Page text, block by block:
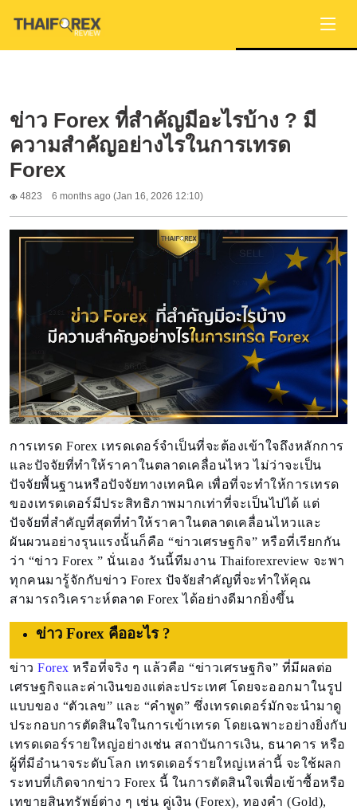
ข่าว Forex ที่สำคัญมีอะไรบ้าง ? มี
ความสำคัญอย่างไรในการเทรด
Forex
4823 6 months ago (Jan 16, 2026 12:10)
การเทรด Forex เทรดเดอร์จำเป็นที่จะต้องเข้าใจถึงหลักการ
และปัจจัยที่ทำให้ราคาในตลาดเคลื่อนไหว ไม่ว่าจะเป็น
ปัจจัยพื้นฐานหรือปัจจัยทางเทคนิค เพื่อที่จะทำให้การเทรด
ของเทรดเดอร์มีประสิทธิภาพมากเท่าที่จะเป็นไปได้ แต่
ปัจจัยที่สำคัญที่สุดที่ทำให้ราคาในตลาดเคลื่อนไหวและ
ผันผวนอย่างรุนแรงนั้นก็คือ “ข่าวเศรษฐกิจ” หรือที่เรียกกัน
ว่า “ข่าว Forex ” นั่นเอง วันนี้ทีมงาน Thaiforexreview จะพา
ทุกคนมารู้จักกับข่าว Forex ปัจจัยสำคัญที่จะทำให้คุณ
สามารถวิเคราะห์ตลาด Forex ได้อย่างดีมากยิ่งขึ้น
ข่าว Forex คืออะไร ?
ข่าว Forex หรือที่จริง ๆ แล้วคือ “ข่าวเศรษฐกิจ” ที่มีผลต่อ
เศรษฐกิจและค่าเงินของแต่ละประเทศ โดยจะออกมาในรูป
แบบของ “ตัวเลข” และ “คำพูด” ซึ่งเทรดเดอร์มักจะนำมาดู
ประกอบการตัดสินใจในการเข้าเทรด โดยเฉพาะอย่างยิ่งกับ
เทรดเดอร์รายใหญ่อย่างเช่น สถาบันการเงิน, ธนาคาร หรือ
ผู้ที่มีอำนาจระดับโลก เทรดเดอร์รายใหญ่เหล่านี้ จะใช้ผลก
ระทบที่เกิดจากข่าว Forex นี้ ในการตัดสินใจเพื่อเข้าซื้อหรือ
เทขายสินทรัพย์ต่าง ๆ เช่น คู่เงิน (Forex), ทองคำ (Gold),